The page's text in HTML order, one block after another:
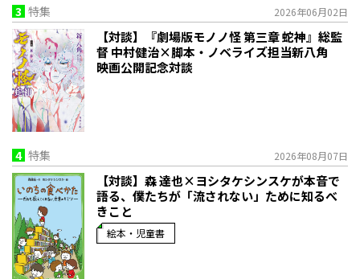
3 特集 2026年06月02日
【対談】『劇場版モノノ怪 第三章 蛇神』総監
督 中村健治×脚本・ノベライズ担当新八角
映画公開記念対談
4 特集 2026年08月07日
【対談】森 達也×ヨシタケシンスケが本音で
語る、僕たちが「流されない」ために知るべ
きこと
絵本・児童書